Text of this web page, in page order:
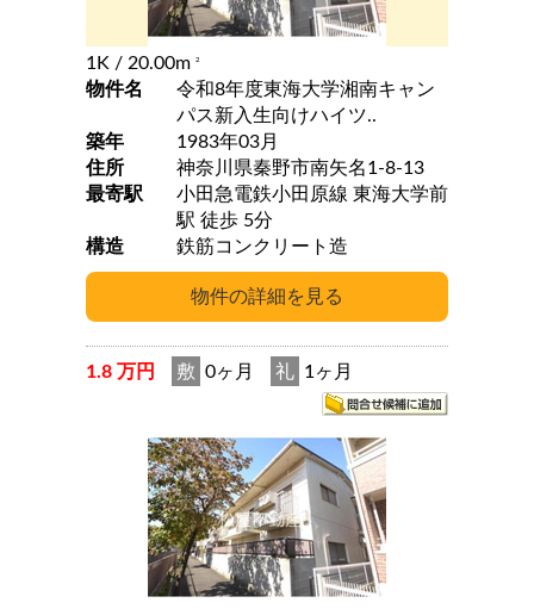
1K / 20.00m 2
物件名
令和8年度東海大学湘南キャン
パス新入生向けハイツ..
築年
1983年03月
住所
神奈川県秦野市南矢名1-8-13
最寄駅
小田急電鉄小田原線 東海大学前
駅 徒歩 5分
構造
鉄筋コンクリート造
1.8 万円 敷 0ヶ月 礼 1ヶ月